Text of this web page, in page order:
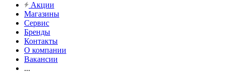
Акции
Магазины
Сервис
Бренды
Контакты
О компании
Вакансии
...